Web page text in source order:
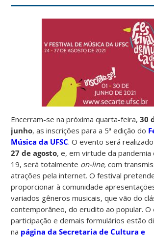
Encerram-se na próxima quarta-feira,30
junho, as inscrições para a 5ª edição do
Música da UFSC. O evento será
27 de agosto, e, em virtude da pandemia
19, será totalmente on-line, com
atrações pela internet. O festival
proporcionar à comunidade
variados gêneros musicais, que vão do
contemporâneo, do erudito ao popular. O
participação e demais formulários estão
na página da Secretaria de Cultura e